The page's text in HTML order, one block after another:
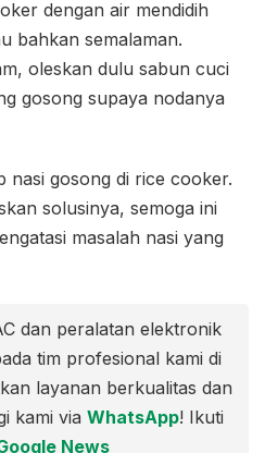
dengan air mendidih
bahkan semalaman.
oleskan dulu sabun cuci
gosong supaya nodanya
nasi gosong di rice cooker.
solusinya, semoga ini
masalah nasi yang
dan peralatan elektronik
tim profesional kami di
layanan berkualitas dan
kami via WhatsApp! Ikuti
News